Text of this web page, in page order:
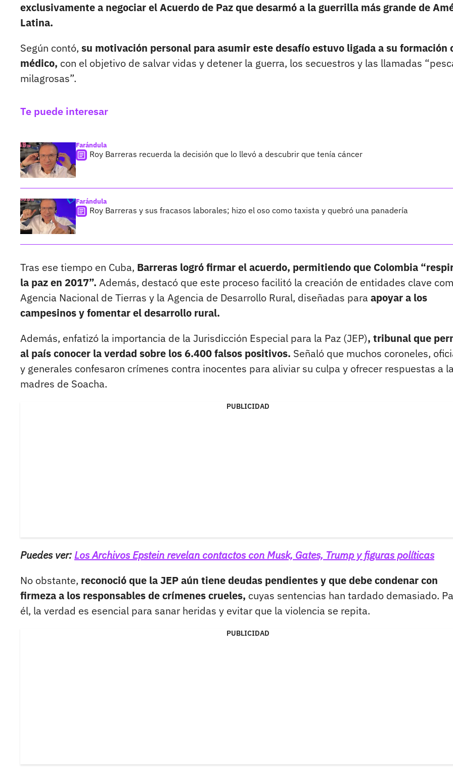
exclusivamente a negociar el Acuerdo de Paz que desarmó a la guerrilla más grande de
Latina.
Según contó, su motivación personal para asumir este desafío estuvo ligada a su formación
médico, con el objetivo de salvar vidas y detener la guerra, los secuestros y las llamadas
milagrosas”.
Te puede interesar
Farándula
Roy Barreras recuerda la decisión que lo llevó a descubrir que tenía cáncer
Farándula
Roy Barreras y sus fracasos laborales; hizo el oso como taxista y quebró una panadería
Tras ese tiempo en Cuba, Barreras logró firmar el acuerdo, permitiendo que Colombia
la paz en 2017”. Además, destacó que este proceso facilitó la creación de entidades clave
Agencia Nacional de Tierras y la Agencia de Desarrollo Rural, diseñadas para apoyar a los
campesinos y fomentar el desarrollo rural.
Además, enfatizó la importancia de la Jurisdicción Especial para la Paz (JEP), tribunal que
al país conocer la verdad sobre los 6.400 falsos positivos. Señaló que muchos coroneles,
y generales confesaron crímenes contra inocentes para aliviar su culpa y ofrecer respuestas a
madres de Soacha.
PUBLICIDAD
Puedes ver:Los Archivos Epstein revelan contactos con Musk, Gates, Trump y figuras políticas
No obstante, reconoció que la JEP aún tiene deudas pendientes y que debe condenar con
firmeza a los responsables de crímenes crueles, cuyas sentencias han tardado demasiado.
él, la verdad es esencial para sanar heridas y evitar que la violencia se repita.
PUBLICIDAD